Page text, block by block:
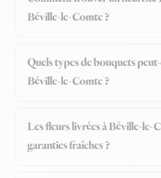
Béville-le-Comte ?
Quels types de bouquets
Béville-le-Comte ?
Les fleurs livrées à Béville-le-
garanties fraîches ?